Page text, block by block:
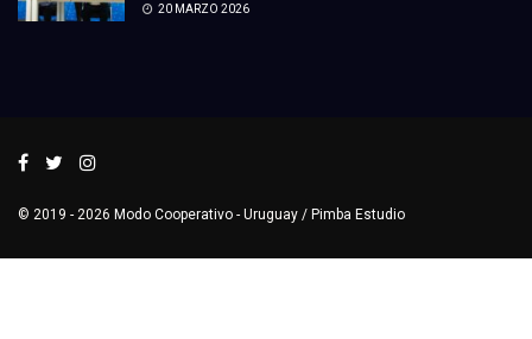
20 MARZO 2026
© 2019 - 2026 Modo Cooperativo - Uruguay / Pimba Estudio